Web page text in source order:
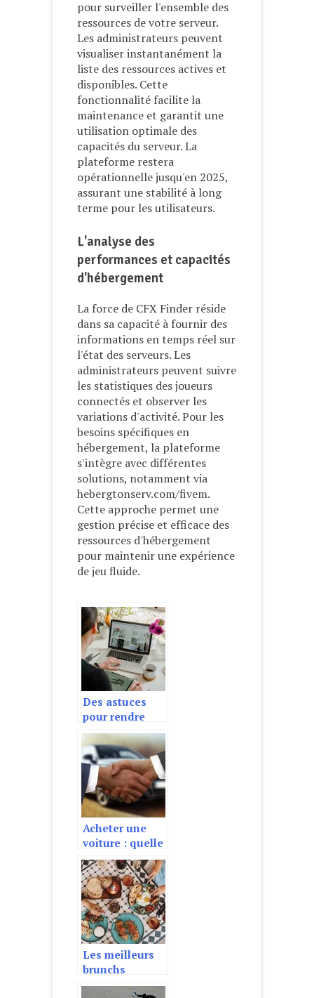
pour surveiller l'ensemble des
ressources de votre serveur.
Les administrateurs peuvent
visualiser instantanément la
liste des ressources actives et
disponibles. Cette
fonctionnalité facilite la
maintenance et garantit une
utilisation optimale des
capacités du serveur. La
plateforme restera
opérationnelle jusqu'en 2025,
assurant une stabilité à long
terme pour les utilisateurs.
L'analyse des
performances et capacités
d'hébergement
La force de CFX Finder réside
dans sa capacité à fournir des
informations en temps réel sur
l'état des serveurs. Les
administrateurs peuvent suivre
les statistiques des joueurs
connectés et observer les
variations d'activité. Pour les
besoins spécifiques en
hébergement, la plateforme
s'intègre avec différentes
solutions, notamment via
hebergtonserv.com/fivem.
Cette approche permet une
gestion précise et efficace des
ressources d'hébergement
pour maintenir une expérience
de jeu fluide.
Des astuces
pour rendre
visible une
petite
entreprise en
ligne
Acheter une
voiture : quelle
demarche
entreprendre ?
Les meilleurs
brunchs
localises a